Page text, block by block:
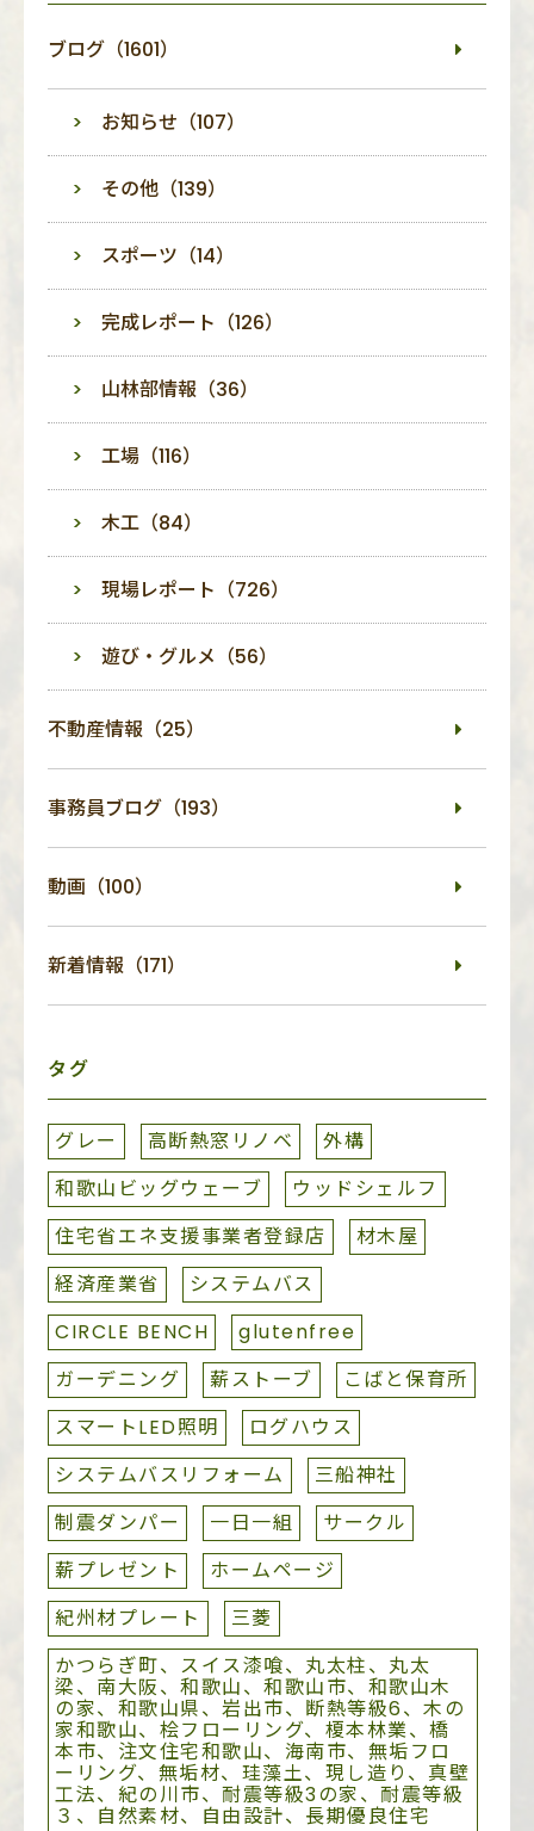
ブログ（1601）
お知らせ（107）
その他（139）
スポーツ（14）
完成レポート（126）
山林部情報（36）
工場（116）
木工（84）
現場レポート（726）
遊び・グルメ（56）
不動産情報（25）
事務員ブログ（193）
動画（100）
新着情報（171）
タグ
グレー 高断熱窓リノベ
外構
和歌山ビッグウェーブ
ウッドシェルフ
住宅省エネ支援事業者登録店
材木屋
経済産業省
システムバス
CIRCLE BENCH
glutenfree
ガーデニング
薪ストーブ
こばと保育所
スマートLED照明
ログハウス
システムバスリフォーム
三船神社
制震ダンパー
一日一組
サークル
薪プレゼント
ホームページ
紀州材プレート
三菱
かつらぎ町、スイス漆喰、丸太柱、丸太
梁、南大阪、和歌山、和歌山市、和歌山木
の家、和歌山県、岩出市、断熱等級6、木の
家和歌山、桧フローリング、榎本林業、橋
本市、注文住宅和歌山、海南市、無垢フロ
ーリング、無垢材、珪藻土、現し造り、真壁
工法、紀の川市、耐震等級3の家、耐震等級
３、自然素材、自由設計、長期優良住宅